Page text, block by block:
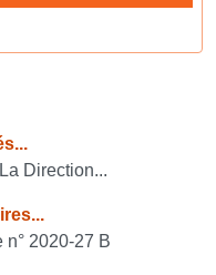
Direction...
2020-27 B